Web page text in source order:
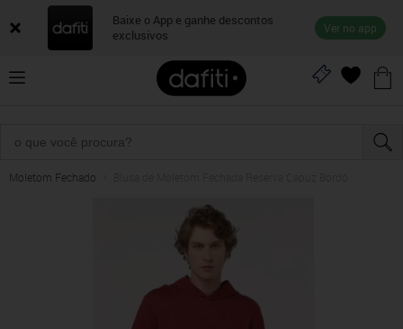
Baixe o App e ganhe descontos
exclusivos
Ver no app
Moletom Fechado